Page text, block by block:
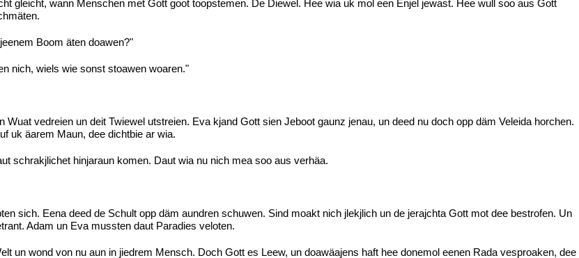
gleicht, wann Menschen met Gott goot toopstemen. De Diewel. Hee wia uk mol een Enjel jewast. Hee wull soo aus Gott
Boom äten doawen?"
nich, wiels wie sonst stoawen woaren."
vedreien un deit Twiewel utstreien. Eva kjand Gott sien Jeboot gaunz jenau, un deed nu doch opp däm Veleida horchen.
uk äarem Maun, dee dichtbie ar wia.
schrakjlichet hinjaraun komen. Daut wia nu nich mea soo aus verhäa.
sich. Eena deed de Schult opp däm aundren schuwen. Sind moakt nich jlekjlich un de jerajchta Gott mot dee bestrofen. Un
Adam un Eva mussten daut Paradies veloten.
un wond von nu aun in jiedrem Mensch. Doch Gott es Leew, un doawäajens haft hee donemol eenen Rada vesproaken, dee